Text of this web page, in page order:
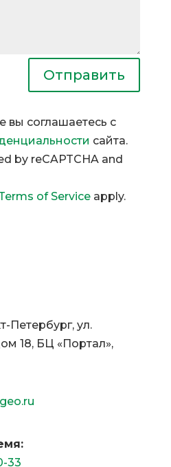
Отправить
вы соглашаетесь с
сайта.
by reCAPTCHA and
of Serviceapply.
Петербург, ул.
18, БЦ «Портал»,
33